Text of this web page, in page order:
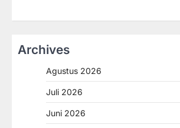
Archives
Agustus 2026
Juli 2026
Juni 2026